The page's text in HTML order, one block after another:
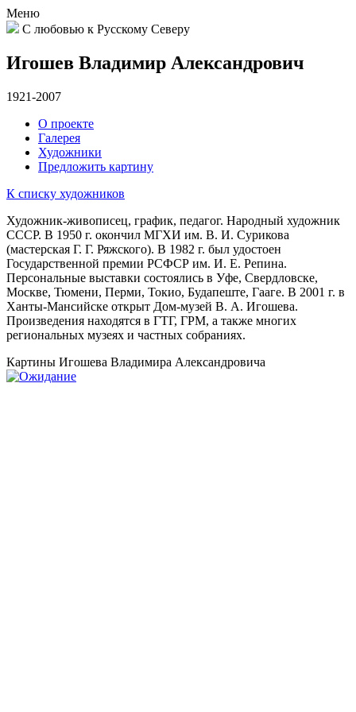
Меню
С любовью к Русскому Северу
Игошев Владимир Александрович
1921-2007
О проекте
Галерея
Художники
Предложить картину
К списку художников
Художник-живописец, график, педагог. Народный художник
СССР. В 1950 г. окончил МГХИ им. В. И. Сурикова
(мастерская Г. Г. Ряжского). В 1982 г. был удостоен
Государственной премии РСФСР им. И. Е. Репина.
Персональные выставки состоялись в Уфе, Свердловске,
Москве, Тюмени, Перми, Токио, Будапеште, Гааге. В 2001 г. в
Ханты-Мансийске открыт Дом-музей В. А. Игошева.
Произведения находятся в ГТГ, ГРМ, а также многих
региональных музеях и частных собраниях.
Картины Игошева Владимира Александровича